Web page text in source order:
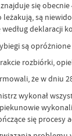
się
są
deklaracji
są
rozbiórki,
że w dniu
wykonał
się